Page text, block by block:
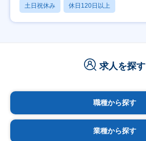
土日祝休み 休日120日以上
求人を探す
職種から探す
業種から探す